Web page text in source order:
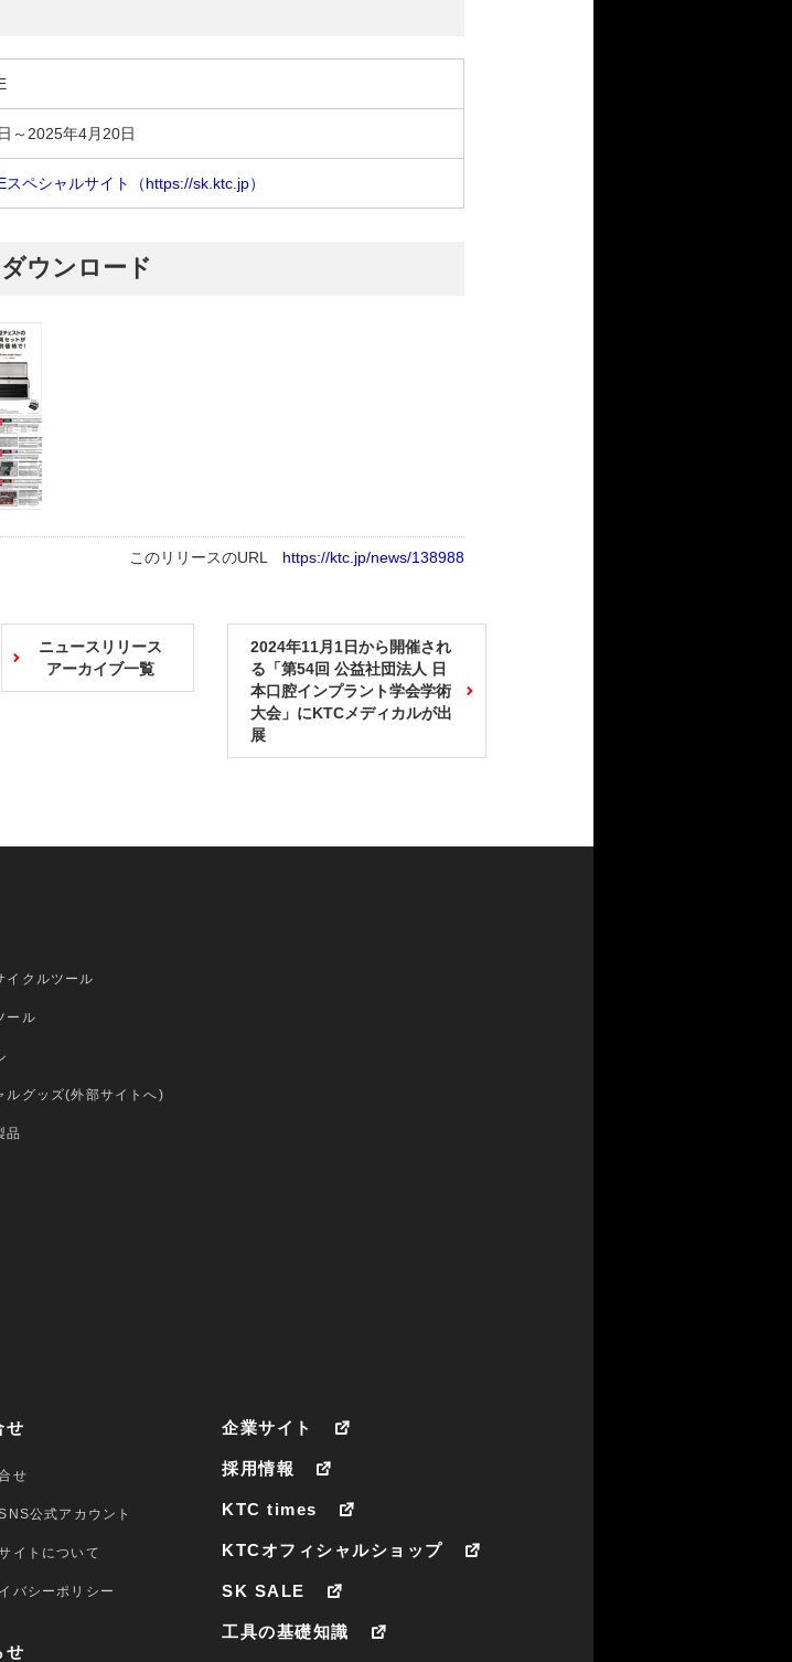
～2025年4月20日
ペシャルサイト（https://sk.ktc.jp）
ウンロード
このリリースのURL https://ktc.jp/news/138988
ニュースリリース
アーカイブ一覧
2024年11月1日から開催され
る「第54回 公益社団法人 日
本口腔インプラント学会学術
大会」にKTCメディカルが出
展
イクルツール
ール
ルグッズ(外部サイトへ)
品
せ
せ
公式アカウント
イトについて
バシーポリシー
せ
企業サイト
採用情報
KTC times
KTCオフィシャルショップ
SK SALE
工具の基礎知識